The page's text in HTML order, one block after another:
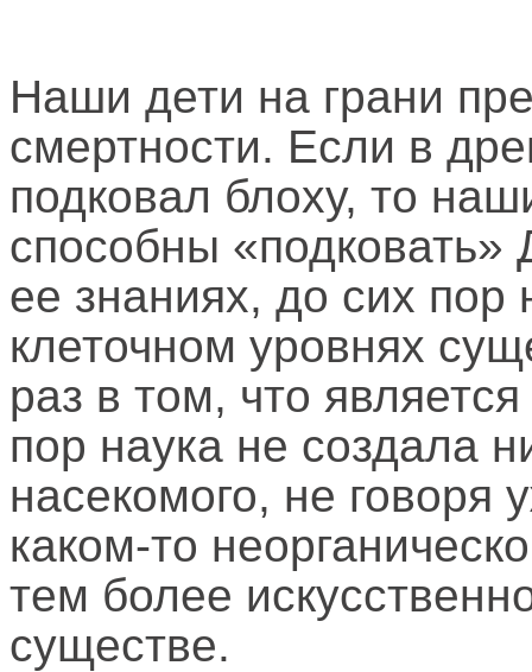
Наши дети на грани
смертности. Если в
подковал блоху, то
способны
ее знаниях, до сих
клеточном уровнях
раз в том, что
пор наука не создала
насекомого, не
каком-то
тем более
существе.